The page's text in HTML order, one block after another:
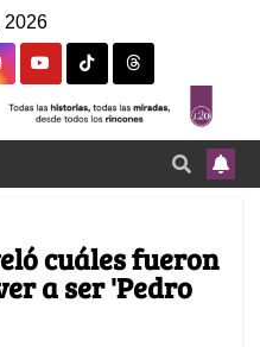
2026
cuáles fueron
a ser 'Pedro